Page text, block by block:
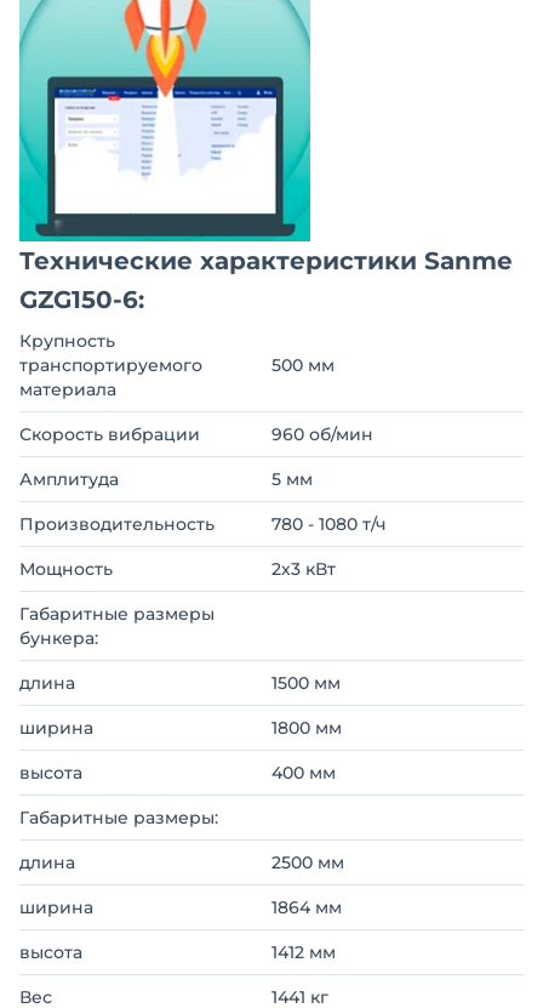
Технические характеристики Sanme
GZG150-6:
Крупность
транспортируемого
материала
500 мм
Скорость вибрации 960 об/мин
Амплитуда 5 мм
Производительность 780 - 1080 т/ч
Мощность 2х3 кВт
Габаритные размеры
бункера:
длина 1500 мм
ширина 1800 мм
высота 400 мм
Габаритные размеры:
длина 2500 мм
ширина 1864 мм
высота 1412 мм
Вес 1441 кг